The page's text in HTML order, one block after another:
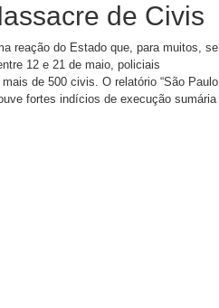
de Civis
reação do Estado que, para muitos, se
12 e 21 de maio, policiais
de 500 civis. O relatório “São Paulo
fortes indícios de execução sumária